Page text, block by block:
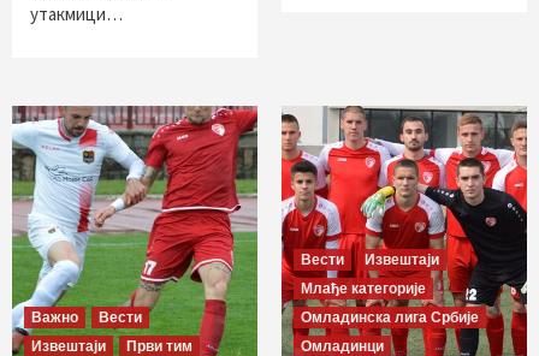
утакмици…
Важно
Вести
Извештаји
Први тим
Вести
Извештаји
Млађе категорије
Омладинска лига Србије
Омладинци